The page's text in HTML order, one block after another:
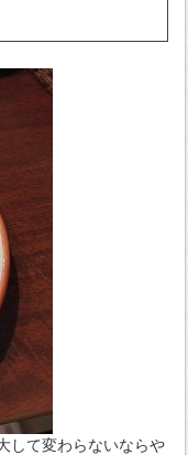
して変わらないならや